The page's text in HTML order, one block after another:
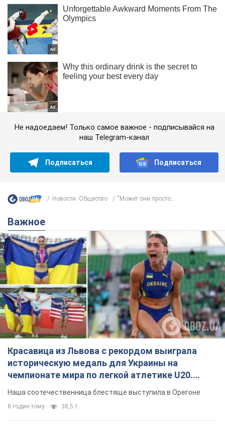
Не надоедаем! Только самое важное - подписывайся на
наш Telegram-канал
Подписаться Подписаться
Новости. Общество "Может они просто...
Важное
Красавица из Львова с рекордом выиграла
историческую медаль для Украины на
чемпионате мира по легкой атлетике U20.
Видео
Наша соотечественница блестяще выступила в Орегоне
8 годин тому 38,5 т.